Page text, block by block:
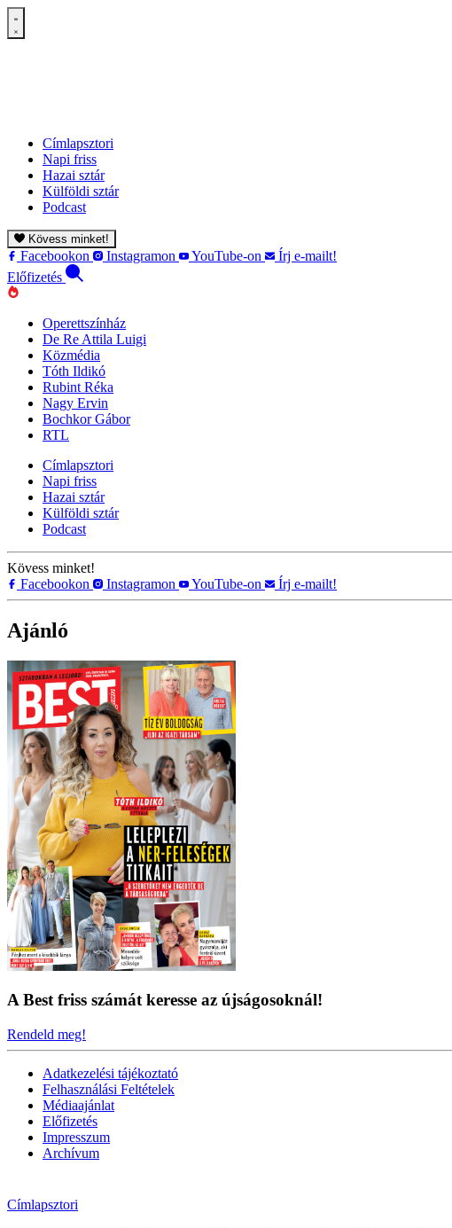
Címlapsztori
Napi friss
Hazai sztár
Külföldi sztár
Podcast
Kövess minket!
Facebookon Instagramon YouTube-on
Írj e-mailt!
Előfizetés
Operettszínház
De Re Attila Luigi
Közmédia
Tóth Ildikó
Rubint Réka
Nagy Ervin
Bochkor Gábor
RTL
Címlapsztori
Napi friss
Hazai sztár
Külföldi sztár
Podcast
Kövess minket!
Facebookon
Instagramon YouTube-on Írj e-mailt!
Ajánló
A Best friss számát keresse az újságosoknál!
Rendeld meg!
Adatkezelési tájékoztató
Felhasználási Feltételek
Médiaajánlat
Előfizetés
Impresszum
Archívum
Címlapsztori